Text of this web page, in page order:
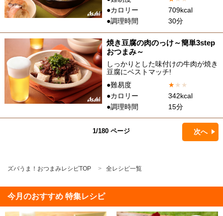
●カロリー
709kcal
●調理時間
30分
焼き豆腐の肉のっけ～簡単3step
おつまみ～
しっかりとした味付けの牛肉が焼き
豆腐にベストマッチ!
●難易度
★★ ★
●カロリー
342kcal
●調理時間
15分
1/180 ページ 次へ
ズバうま！おつまみレシピTOP 全レシピ一覧
今月のおすすめ 特集レシピ